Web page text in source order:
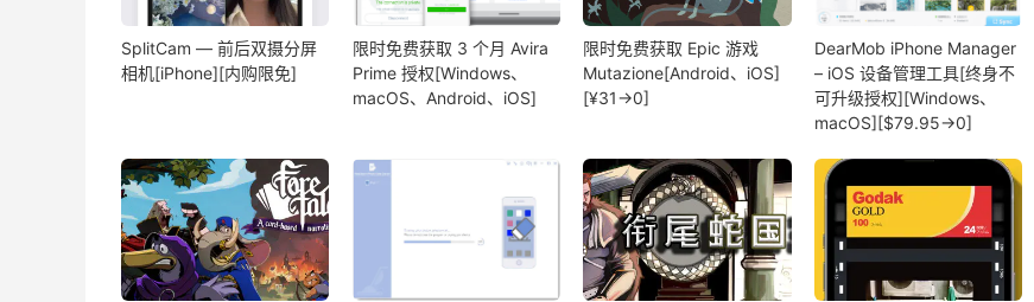
SplitCam — 前后双摄分屏
相机[iPhone][内购限免]
限时免费获取 3 个月 Avira
Prime 授权[Windows、
macOS、Android、iOS]
限时免费获取 Epic 游戏
Mutazione[Android、iOS]
[¥31→0]
DearMob iPhone Manager
– iOS 设备管理工具[终身不
可升级授权][Windows、
macOS][$79.95→0]